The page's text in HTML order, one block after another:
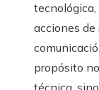
acciones
propósito